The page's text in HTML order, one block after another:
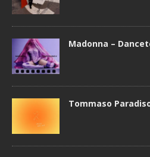
Madonna –
Tommaso